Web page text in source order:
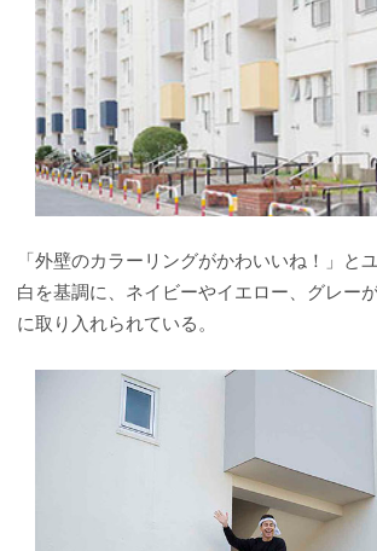
「外壁のカラーリングがかわいいね！」と
白を基調に、ネイビーやイエロー、グレー
に取り入れられている。